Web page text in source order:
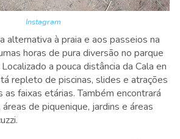
Instagram
alternativa à praia e aos passeios na
horas de pura diversão no parque
a pouca distância da Cala en
repleto de piscinas, slides e atrações
as faixas etárias. Também encontrará
de piquenique, jardins e áreas